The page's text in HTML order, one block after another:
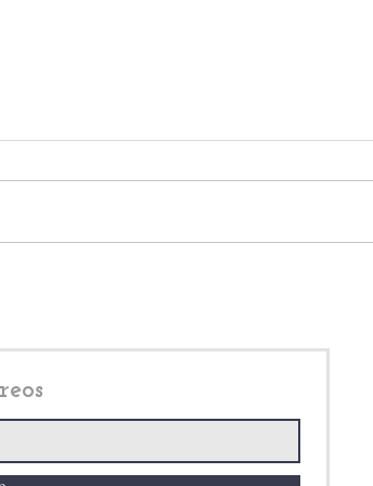
y Adán Augusto